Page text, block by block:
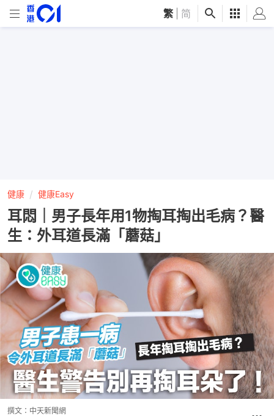
繁 简
健康 健康Easy
耳悶｜男子長年用1物掏耳掏出毛病？醫
生：外耳道長滿「蘑菇」
撰文： 中天新聞網